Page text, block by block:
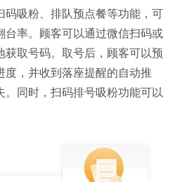
吸粉、排队预点餐等功能，可
台率。顾客可以通过微信扫码或
获取号码。取号后，顾客可以预
度，并收到落座提醒的自动推
。同时，扫码排号吸粉功能可以